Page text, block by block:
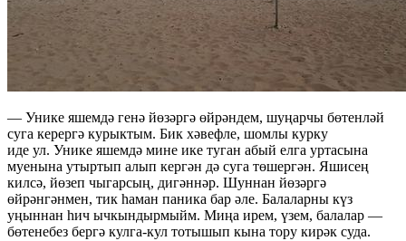
— Унике яшемдә генә йөзәргә өйрәндем, шуңарчы бөтенләй
суга керергә курыктым. Бик хәвефле, шомлы курку
иде ул. Унике яшемдә мине ике туган абый елга уртасына
муенына утыртып алып кергән дә суга төшергән. Яшисең
килсә, йөзеп чыгарсың, дигәннәр. Шуннан йөзәргә
өйрәнгәнмен, тик һаман паника бар әле. Балаларны күз
уңыннан һич ычкындырмыйм. Миңа ирем, үзем, балалар —
бөтенебез бергә кулга-кул тотышып кына тору кирәк суда.